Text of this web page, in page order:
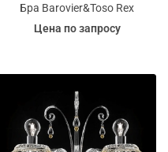
Бра Barovier&Toso Rex
Цена по запросу